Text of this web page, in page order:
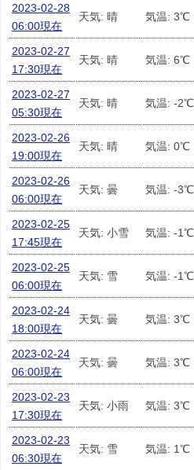
2023-02-28
06:00現在
天気: 晴 気温: 3℃
2023-02-27
17:30現在
天気: 晴 気温: 6℃
2023-02-27
05:30現在
天気: 晴 気温: -2℃
2023-02-26
19:00現在
天気: 晴 気温: 0℃
2023-02-26
06:00現在
天気: 曇 気温: -3℃
2023-02-25
17:45現在
天気: 小雪 気温: -1℃
2023-02-25
06:00現在
天気: 雪 気温: -1℃
2023-02-24
18:00現在
天気: 曇 気温: 3℃
2023-02-24
06:00現在
天気: 曇 気温: 3℃
2023-02-23
17:30現在
天気: 小雨 気温: 3℃
2023-02-23
06:30現在
天気: 雪 気温: 1℃